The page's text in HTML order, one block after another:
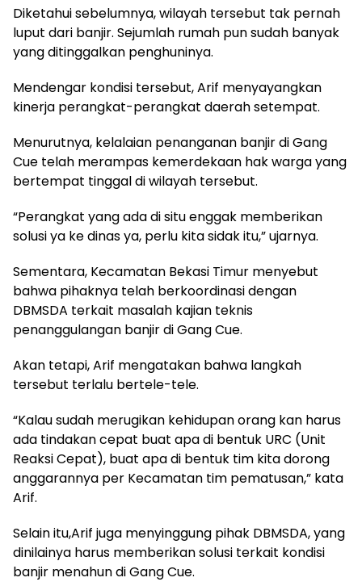
Diketahui sebelumnya, wilayah tersebut tak pernah
luput dari banjir. Sejumlah rumah pun sudah banyak
yang ditinggalkan penghuninya.
Mendengar kondisi tersebut, Arif menyayangkan
kinerja perangkat-perangkat daerah setempat.
Menurutnya, kelalaian penanganan banjir di Gang
Cue telah merampas kemerdekaan hak warga yang
bertempat tinggal di wilayah tersebut.
“Perangkat yang ada di situ enggak memberikan
solusi ya ke dinas ya, perlu kita sidak itu,” ujarnya.
Sementara, Kecamatan Bekasi Timur menyebut
bahwa pihaknya telah berkoordinasi dengan
DBMSDA terkait masalah kajian teknis
penanggulangan banjir di Gang Cue.
Akan tetapi, Arif mengatakan bahwa langkah
tersebut terlalu bertele-tele.
“Kalau sudah merugikan kehidupan orang kan harus
ada tindakan cepat buat apa di bentuk URC (Unit
Reaksi Cepat), buat apa di bentuk tim kita dorong
anggarannya per Kecamatan tim pematusan,” kata
Arif.
Selain itu,Arif juga menyinggung pihak DBMSDA, yang
dinilainya harus memberikan solusi terkait kondisi
banjir menahun di Gang Cue.